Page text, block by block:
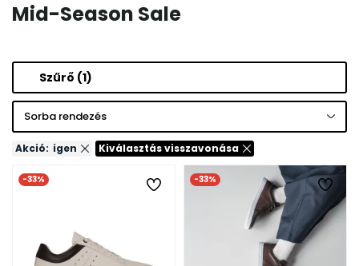
Mid-Season Sale
Szűrő (1)
Sorba rendezés
Akció: igen Kiválasztás visszavonása
-33% -33%